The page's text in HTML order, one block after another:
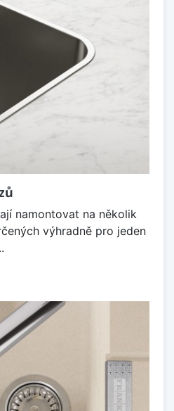
namontovat na několik
výhradně pro jeden